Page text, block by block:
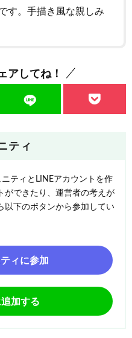
す。手描き風な親しみ
アしてね！
ティ
ティとLINEアカウントを作
ができたり、運営者の考えが
以下のボタンから参加してい
ィに参加
加する